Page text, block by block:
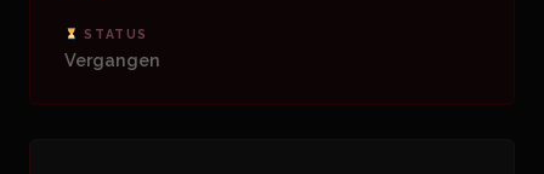
STATUS
Vergangen